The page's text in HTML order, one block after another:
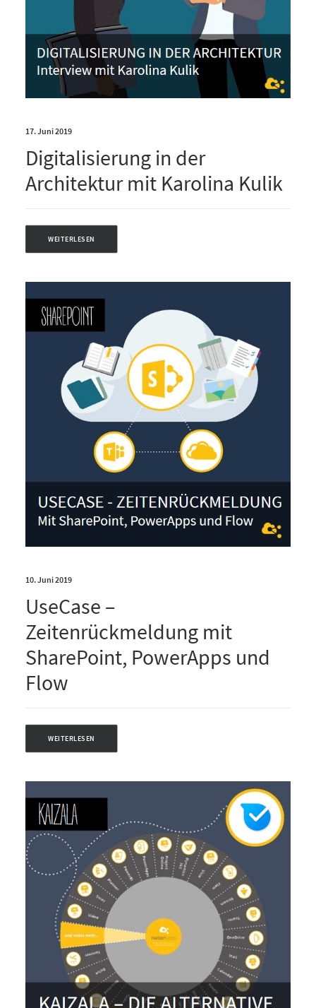
17. Juni 2019
Digitalisierung in der
Architektur mit Karolina Kulik
WEITERLESEN
10. Juni 2019
UseCase –
Zeitenrückmeldung mit
SharePoint, PowerApps und
Flow
WEITERLESEN